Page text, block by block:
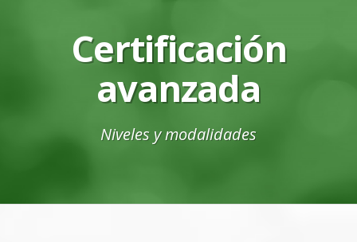
Certificación
avanzada
Niveles y modalidades